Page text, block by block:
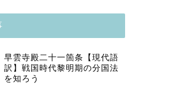
早雲寺殿二十一箇条【現代語
訳】戦国時代黎明期の分国法
を知ろう